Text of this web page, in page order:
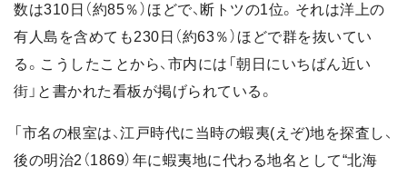
数は310日（約85％）ほどで、断トツの1位。それは洋上の
有人島を含めても230日（約63％）ほどで群を抜いてい
る。こうしたことから、市内には「朝日にいちばん近い
街」と書かれた看板が掲げられている。
「市名の根室は、江戸時代に当時の蝦夷(えぞ)地を探査し、
後の明治2（1869）年に蝦夷地に代わる地名として“北海